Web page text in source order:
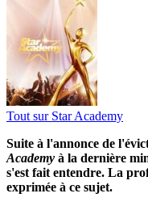
Tout sur Star Academy
Suite à l'annonce de
Academy à la dernière
s'est fait entendre. La
exprimée à ce sujet.